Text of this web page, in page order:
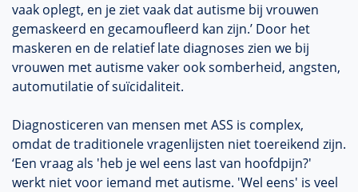
vaak oplegt, en je ziet vaak dat autisme bij vrouwen
gemaskeerd en gecamoufleerd kan zijn.’ Door het
maskeren en de relatief late diagnoses zien we bij
vrouwen met autisme vaker ook somberheid, angsten,
automutilatie of suïcidaliteit.
Diagnosticeren van mensen met ASS is complex,
omdat de traditionele vragenlijsten niet toereikend zijn.
‘Een vraag als 'heb je wel eens last van hoofdpijn?'
werkt niet voor iemand met autisme. 'Wel eens' is veel